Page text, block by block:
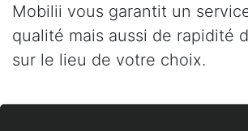
Mobilii vous garantit un
qualité mais aussi de rapidité
sur le lieu de votre choix.